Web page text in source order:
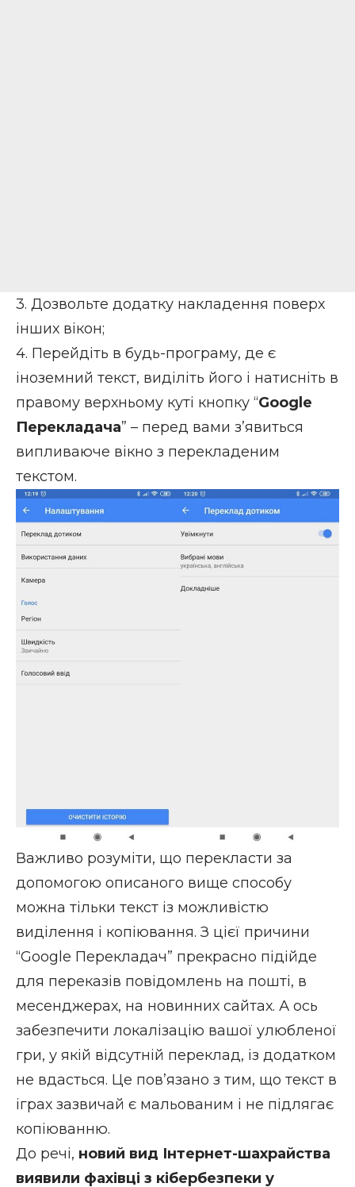
3. Дозвольте додатку накладення поверх
інших вікон;
4. Перейдіть в будь-програму, де є
іноземний текст, виділіть його і натисніть в
правому верхньому куті кнопку “Google
Перекладача” – перед вами з’явиться
випливаюче вікно з перекладеним
текстом.
Важливо розуміти, що перекласти за
допомогою описаного вище способу
можна тільки текст із можливістю
виділення і копіювання. З цієї причини
“Google Перекладач” прекрасно підійде
для переказів повідомлень на пошті, в
месенджерах, на новинних сайтах. А ось
забезпечити локалізацію вашої улюбленої
гри, у якій відсутній переклад, із додатком
не вдасться. Це пов’язано з тим, що текст в
іграх зазвичай є мальованим і не підлягає
копіюванню.
До речі, новий вид Інтернет-шахрайства
виявили фахівці з кібербезпеки у